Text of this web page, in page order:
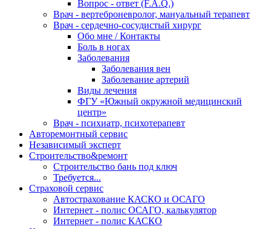
Вопрос - ответ (F.A.Q.)
Врач - вертеброневролог, мануальный терапевт
Врач - сердечно-сосудистый хирург
Обо мне / Контакты
Боль в ногах
Заболевания
Заболевания вен
Заболевание артерий
Виды лечения
ФГУ «Южный окружной медицинский
центр»
Врач - психиатр, психотерапевт
Авторемонтный сервис
Независимый эксперт
Строительство&ремонт
Строительство бань под ключ
Требуется...
Страховой сервис
Автострахование КАСКО и ОСАГО
Интернет - полис ОСАГО, калькулятор
Интернет - полис КАСКО